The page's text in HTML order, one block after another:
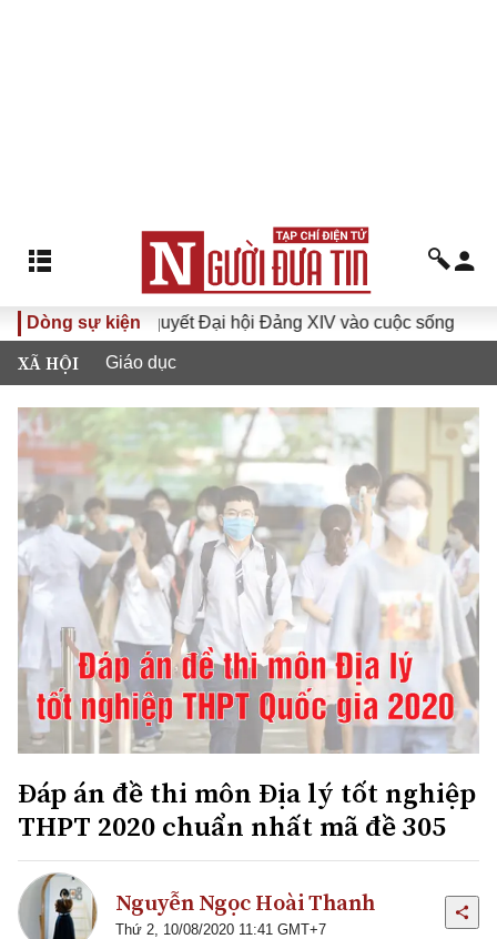
Dòng sự kiện
Đưa Nghị quyết Đại hội Đảng XIV vào cuộc sống
XÃ HỘI Giáo dục
Đáp án đề thi môn Địa lý tốt nghiệp
THPT 2020 chuẩn nhất mã đề 305
Nguyễn Ngọc Hoài Thanh
Thứ 2, 10/08/2020 11:41 GMT+7